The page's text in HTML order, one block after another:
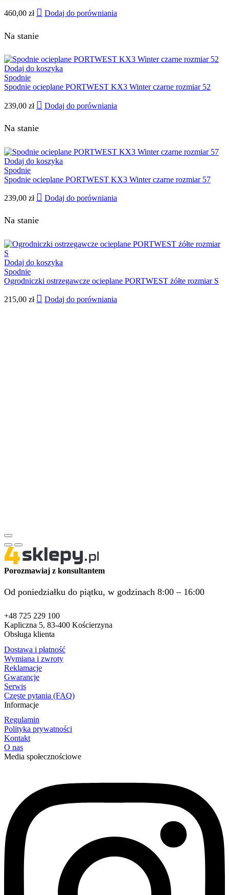
460,00 zł Dodaj do porówniania
Na stanie
Dodaj do koszyka
Spodnie
Spodnie ocieplane PORTWEST KX3 Winter czarne rozmiar 52
239,00 zł Dodaj do porówniania
Na stanie
Dodaj do koszyka
Spodnie
Spodnie ocieplane PORTWEST KX3 Winter czarne rozmiar 57
239,00 zł Dodaj do porówniania
Na stanie
Dodaj do koszyka
Spodnie
Ogrodniczki ostrzegawcze ocieplane PORTWEST żółte rozmiar S
215,00 zł Dodaj do porówniania
Porozmawiaj z konsultantem
Od poniedziałku do piątku, w godzinach 8:00 – 16:00
+48 725 229 100
Kapliczna 5, 83-400 Kościerzyna
Obsługa klienta
Dostawa i płatność
Wymiana i zwroty
Reklamacje
Gwarancje
Serwis
Częste pytania (FAQ)
Informacje
Regulamin
Polityka prywatności
Kontakt
O nas
Media społecznościowe